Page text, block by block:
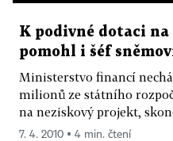
K podivné dotaci
pomohl i šéf
Ministerstvo financí
milionů ze státního
na neziskový projekt,
7. 4. 2010 ▪ 4 min. čtení